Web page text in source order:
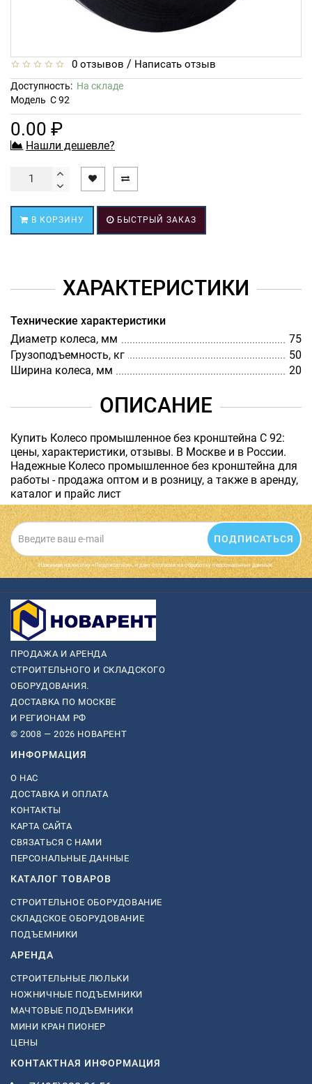
0 отзывов / Написать отзыв
Доступность: На складе
Модель C 92
0.00 ₽
Нашли дешевле?
В КОРЗИНУ БЫСТРЫЙ ЗАКАЗ
ХАРАКТЕРИСТИКИ
Технические характеристики
Диаметр колеса, мм
75
Грузоподъемность, кг
50
Ширина колеса, мм
20
ОПИСАНИЕ
Купить Колесо промышленное без кронштейна C 92:
цены, характеристики, отзывы. В Москве и в России.
Надежные Колесо промышленное без кронштейна для
работы - продажа оптом и в розницу, а также в аренду,
каталог и прайс лист
ПОДПИСАТЬСЯ
Нажимая на кнопку «Подписаться», я даю cогласие на обработку персональных данных.
ПРОДАЖА И АРЕНДА
СТРОИТЕЛЬНОГО И СКЛАДСКОГО
ОБОРУДОВАНИЯ.
ДОСТАВКА ПО МОСКВЕ
И РЕГИОНАМ РФ
© 2008 — 2026 НОВАРЕНТ
ИНФОРМАЦИЯ
О НАС
ДОСТАВКА И ОПЛАТА
КОНТАКТЫ
КАРТА САЙТА
СВЯЗАТЬСЯ С НАМИ
ПЕРСОНАЛЬНЫЕ ДАННЫЕ
КАТАЛОГ ТОВАРОВ
СТРОИТЕЛЬНОЕ ОБОРУДОВАНИЕ
СКЛАДСКОЕ ОБОРУДОВАНИЕ
ПОДЪЕМНИКИ
АРЕНДА
СТРОИТЕЛЬНЫЕ ЛЮЛЬКИ
НОЖНИЧНЫЕ ПОДЪЕМНИКИ
МАЧТОВЫЕ ПОДЪЕМНИКИ
МИНИ КРАН ПИОНЕР
ЦЕНЫ
КОНТАКТНАЯ ИНФОРМАЦИЯ